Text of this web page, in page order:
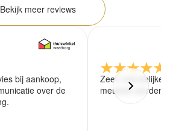
Bekijk meer reviews
bij aankoop,
over de
Zeer vriendelijke
meubels worden